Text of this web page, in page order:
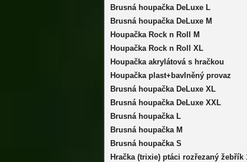
Brusná houpačka DeLuxe L
Brusná houpačka DeLuxe M
Houpačka Rock n Roll M
Houpačka Rock n Roll XL
Houpačka akrylátová s hračkou
Houpačka plast+bavlněný provaz
Brusná houpačka DeLuxe XL
Brusná houpačka DeLuxe XXL
Brusná houpačka L
Brusná houpačka M
Brusná houpačka S
Hračka (trixie) ptáci rozřezaný žebřík